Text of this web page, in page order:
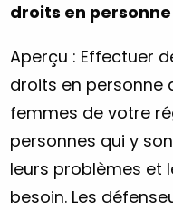
droits en personne
Aperçu : Effectuer
droits en personne
femmes de votre
personnes qui y
leurs problèmes et
besoin. Les